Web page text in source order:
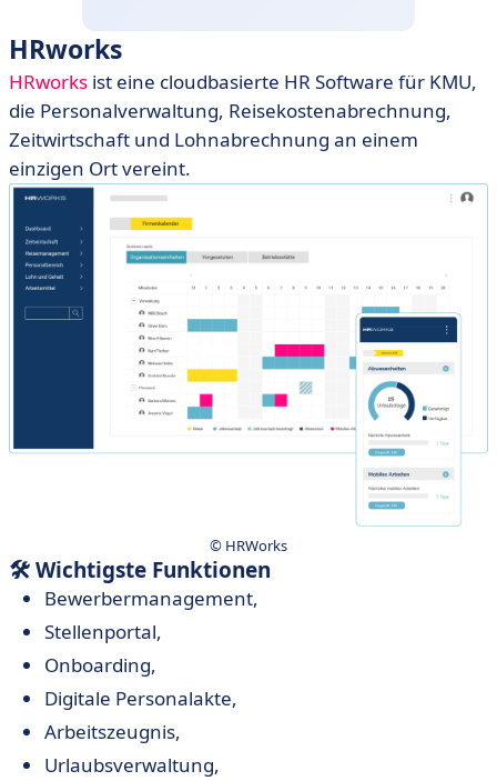
HRworks
HRworks ist eine cloudbasierte HR Software für KMU,
die Personalverwaltung, Reisekostenabrechnung,
Zeitwirtschaft und Lohnabrechnung an einem
einzigen Ort vereint.
© HRWorks
🛠 Wichtigste Funktionen
Bewerbermanagement,
Stellenportal,
Onboarding,
Digitale Personalakte,
Arbeitszeugnis,
Urlaubsverwaltung,